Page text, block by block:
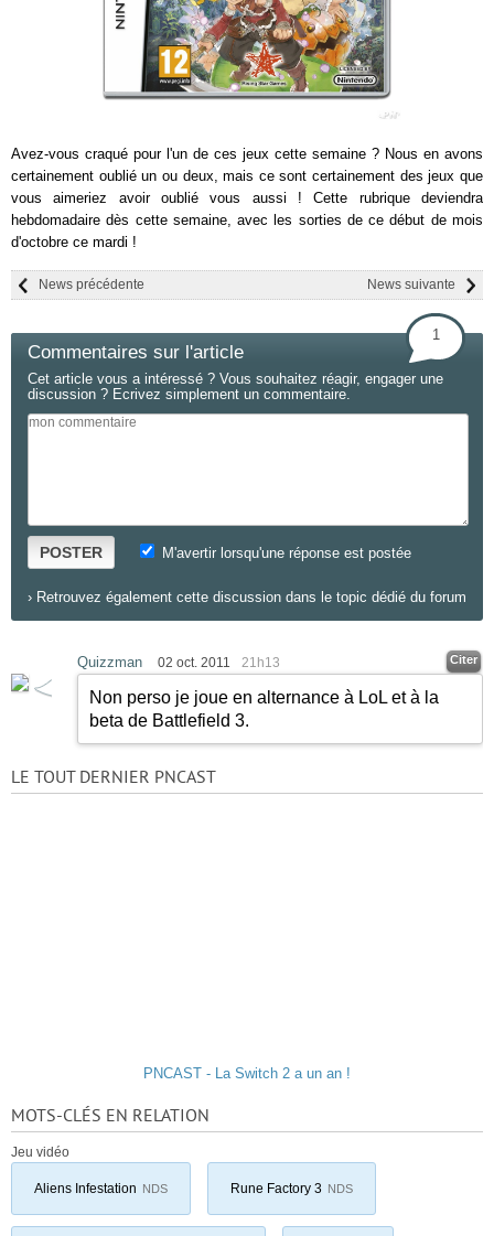
Avez-vous craqué pour l'un de ces jeux cette semaine ? Nous en avons
certainement oublié un ou deux, mais ce sont certainement des jeux que
vous aimeriez avoir oublié vous aussi ! Cette rubrique deviendra
hebdomadaire dès cette semaine, avec les sorties de ce début de mois
d'octobre ce mardi !
News suivante
News précédente
Commentaires sur l'article
1
Cet article vous a intéressé ? Vous souhaitez réagir, engager une
discussion ? Ecrivez simplement un commentaire.
POSTER M'avertir lorsqu'une réponse est postée
› Retrouvez également cette discussion dans le topic dédié du forum
Quizzman 02 oct. 2011 21h13 Citer
Non perso je joue en alternance à LoL et à la
beta de Battlefield 3.
LE TOUT DERNIER PNCAST
PNCAST - La Switch 2 a un an !
MOTS-CLÉS EN RELATION
Jeu vidéo
Aliens Infestation NDS Rune Factory 3 NDS